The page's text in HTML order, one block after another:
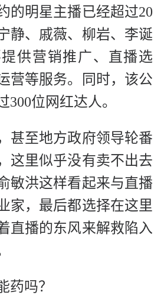
的明星主播已经超过20
静、戚薇、柳岩、李诞
供营销推广、直播选
营等服务。同时，该公
300位网红达人。
甚至地方政府领导轮番
这里似乎没有卖不出去
敏洪这样看起来与直播
家，最后都选择在这里
直播的东风来解救陷入
药吗？